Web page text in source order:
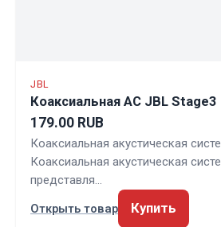
JBL
Коаксиальная АС JBL Stage3
179.00 RUB
Коаксиальная акустическая
Коаксиальная акустическая
представля…
Открыть товар
Купить